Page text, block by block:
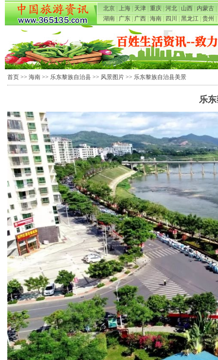
北京 上海 天津 重庆 河北 山西 内蒙古
湖南
广东 广西 海南 四川 黑龙江 贵州
首页 >> 海南 >> 乐东黎族自治县 >> 风景图片 >> 乐东黎族自治县美景
乐